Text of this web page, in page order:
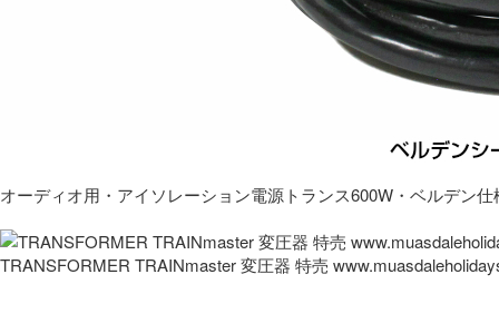
オーディオ用・アイソレーション電源トランス600W・ベルデン仕
TRANSFORMER TRAINmaster 変圧器 特売